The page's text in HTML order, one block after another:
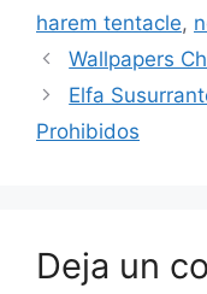
harem tentacle,
Wallpapers
Elfa
Prohibidos
Deja un